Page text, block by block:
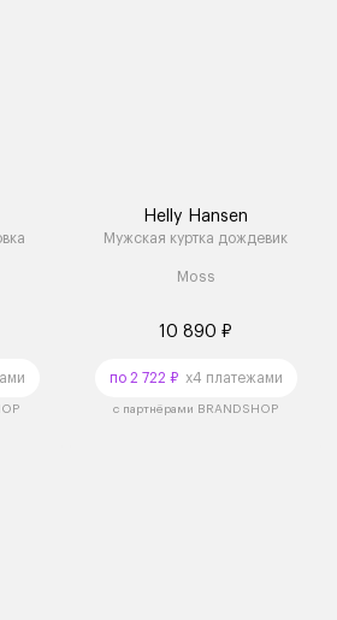
Helly Hansen
Мужская куртка дождевик
Moss
10 890 ₽
по 2 722 ₽x4 платежами
с партнёрами BRANDSHOP